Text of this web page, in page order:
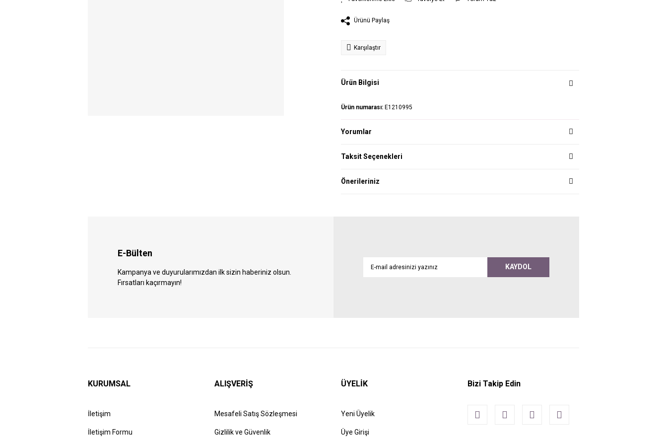
Ürünü Paylaş
Karşılaştır
Ürün Bilgisi
Ürün numarası: E1210995
Yorumlar
Taksit Seçenekleri
Önerileriniz
E-Bülten
Kampanya ve duyurularımızdan ilk sizin haberiniz olsun.
Fırsatları kaçırmayın!
KAYDOL
KURUMSAL
İletişim
İletişim Formu
ALIŞVERİŞ
Mesafeli Satış Sözleşmesi
Gizlilik ve Güvenlik
ÜYELİK
Yeni Üyelik
Üye Girişi
Bizi Takip Edin